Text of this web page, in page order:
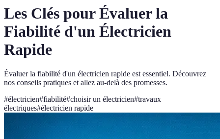
Les Clés pour Évaluer la
Fiabilité d'un Électricien
Rapide
Évaluer la fiabilité d'un électricien rapide est essentiel. Découvrez
nos conseils pratiques et allez au-delà des promesses.
#électricien#fiabilité#choisir un électricien#travaux
électriques#électricien rapide